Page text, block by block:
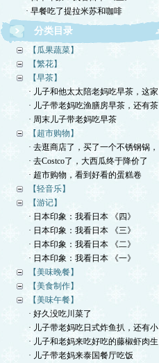
· 早餐吃了提拉米苏和咖啡
分类目录
【瓜果蔬菜】
【繁花】
【早茶】
· 儿子和他太太陪老妈吃早茶，这家
· 儿子带老妈吃渔膳房早茶，还有茶
· 周末儿子带老妈吃早茶
【超市购物】
· 去逛商店了，买了一个不锈钢锅，
· 去Costco了，大西瓜终于降价了
· 超市购物，看到好看的蛋糕卷
【轻音乐】
【游记】
· 日本印象：我看日本 《四》
· 日本印象：我看日本 《三》
· 日本印象：我看日本 《二》
· 日本印象：我看日本 《一》
【美味晚餐】
【美食制作】
【美味午餐】
· 好久没吃川菜了
· 儿子带老妈吃日式炸鱼扒，还有小
· 儿子和老妈来吃好吃的藤椒虾肉生
· 儿子带老妈来泰国餐厅吃饭